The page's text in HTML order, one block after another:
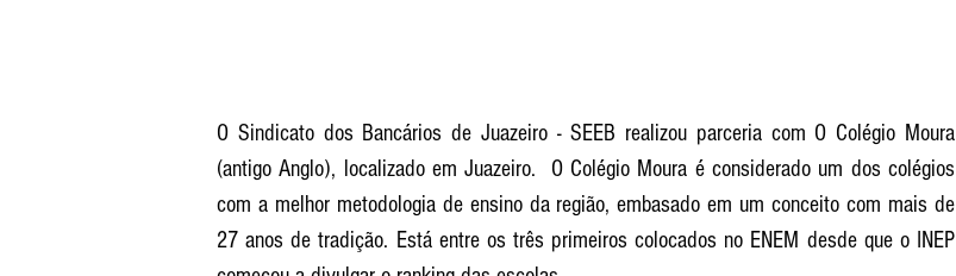
O Sindicato dos Bancários de Juazeiro - SEEB realizou parceria com O Colégio Moura
(antigo Anglo), localizado em Juazeiro.  O Colégio Moura é considerado um dos colégios
com a melhor metodologia de ensino da região, embasado em um conceito com mais de
27 anos de tradição. Está entre os três primeiros colocados no ENEM desde que o INEP